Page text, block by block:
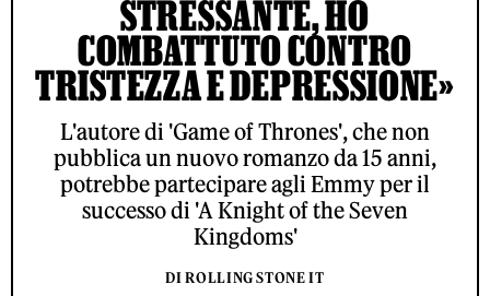
STRESSANTE, HO
COMBATTUTO CONTRO
TRISTEZZA E DEPRESSIONE»
L'autore di 'Game of Thrones', che non
pubblica un nuovo romanzo da 15 anni,
potrebbe partecipare agli Emmy per il
successo di 'A Knight of the Seven
Kingdoms'
DI ROLLING STONE IT